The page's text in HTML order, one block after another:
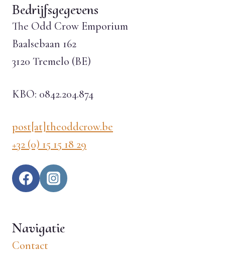
Bedrijfsgegevens
The Odd Crow Emporium
Baalsebaan 162
3120 Tremelo (BE)
KBO: 0842.204.874
post[at]theoddcrow.be
+32 (0) 15 15 18 29
Navigatie
Contact